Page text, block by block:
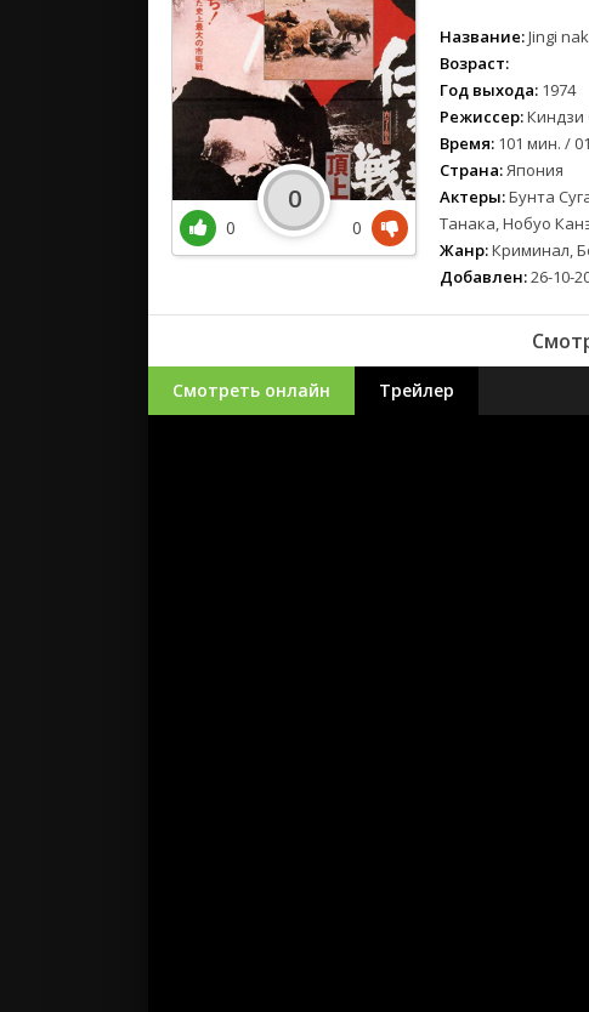
Название:Jingi
Возраст:
Год выхода: 1974
Режиссер:Киндзи
Время: 101 мин. /
Страна:Япония
Актеры:Бунта
Танака, Нобуо
Жанр:Криминал,
Добавлен:26-10-
0
0
0
Смотреть онлайн Трейлер